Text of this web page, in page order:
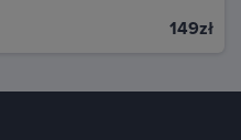
149zł